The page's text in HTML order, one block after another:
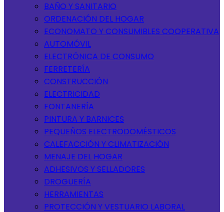
BAÑO Y SANITARIO
ORDENACIÓN DEL HOGAR
ECONOMATO Y CONSUMIBLES COOPERATIVA
AUTOMÓVIL
ELECTRÓNICA DE CONSUMO
FERRETERÍA
CONSTRUCCIÓN
ELECTRICIDAD
FONTANERÍA
PINTURA Y BARNICES
PEQUEÑOS ELECTRODOMÉSTICOS
CALEFACCIÓN Y CLIMATIZACIÓN
MENAJE DEL HOGAR
ADHESIVOS Y SELLADORES
DROGUERÍA
HERRAMIENTAS
PROTECCIÓN Y VESTUARIO LABORAL